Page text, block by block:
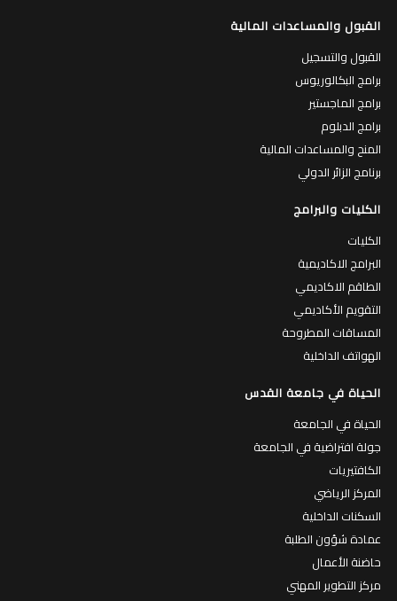
القبول والمساعدات المالية
القبول والتسجيل
برامج البكالوريوس
برامج الماجستير
برامج الدبلوم
المنح والمساعدات المالية
برنامج الزائر الدولي
الكليات والبرامج
الكليات
البرامج الاكاديمية
الطاقم الاكاديمي
التقويم الأكاديمي
المساقات المطروحة
الهواتف الداخلية
الحياة في جامعة القدس
الحياة في الجامعة
جولة افتراضية في الجامعة
الكافتيريات
المركز الرياضي
السكنات الداخلية
عمادة شؤون الطلبة
حاضنة الأعمال
مركز التطوير المهني